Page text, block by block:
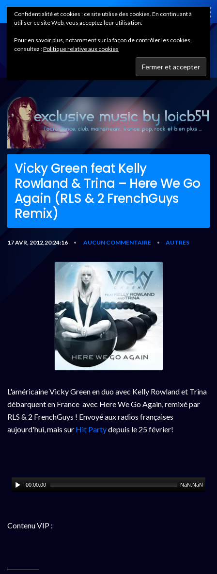
Home
Vicky Green feat Kelly
Rowland & Trina – Here We Go
Again (RLS & 2 FrenchGuys
Remix)
17 AVR, 2012,20:24:16 • AUCUN COMMENTAIRE • AUTRES
L'américaine Vicky Green en duo avec Kelly Rowland et Trina
débarquent en France avec Here We Go Again, remixé par
RLS & 2 FrenchGuys ! Envoyé aux radios françaises
aujourd'hui, mais sur Hit Partydepuis le 25 février!
00:00:00 NaN:NaN
Contenu VIP :
Confidentialité et cookies : ce site utilise des cookies. En continuant à
utiliser ce site Web, vous acceptez leur utilisation.
Pour en savoir plus, notamment sur la façon de contrôler les cookies,
consultez :Politique relative aux cookies